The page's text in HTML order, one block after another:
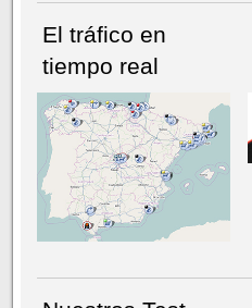
NÚMERO ACTUALHEMEROTECA
El tráfico en
tiempo real